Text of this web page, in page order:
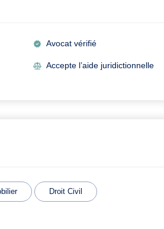
Avocat vérifié
Accepte l’aide juridictionnelle
Droit Civil